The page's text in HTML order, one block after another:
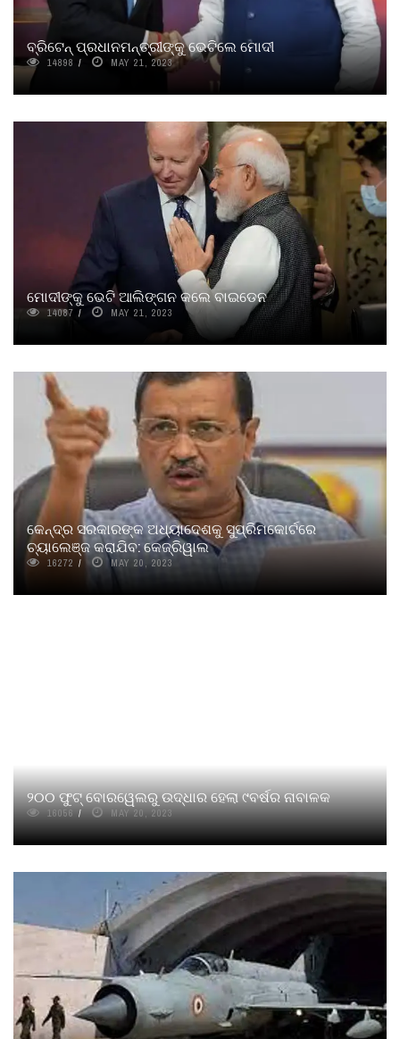
ବ୍ରିଟେନ୍ ପ୍ରଧାନମନ୍ତ୍ରୀଙ୍କୁ ଭେଟିଲେ ମୋଦୀ
14898 MAY 21, 2023
ମୋଦୀଙ୍କୁ ଭେଟି ଆଲିଙ୍ଗନ କଲେ ବାଇଡେନ
14087 MAY 21, 2023
କେନ୍ଦ୍ର ସରକାରଙ୍କ ଅଧ୍ୟାଦେଶକୁ ସୁପ୍ରିମକୋର୍ଟରେ
ଚ୍ୟାଲେଞ୍ଜ କରାଯିବ: କେଜ୍ରିୱାଲ
16272 MAY 20, 2023
୨୦୦ ଫୁଟ୍ ବୋରୱେଲରୁ ଉଦ୍ଧାର ହେଲା ୯ବର୍ଷର ନାବାଳକ
16056 MAY 20, 2023